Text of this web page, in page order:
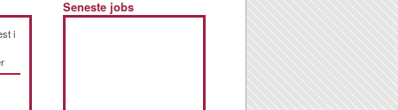
i
Seneste jobs